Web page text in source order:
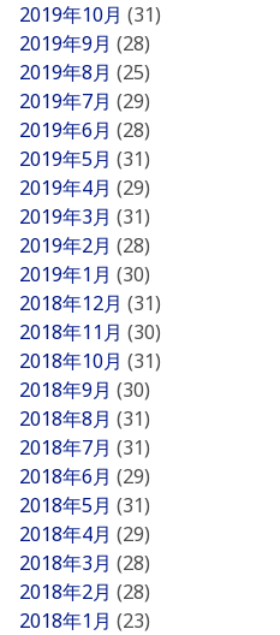
2019年10月 (31)
2019年9月 (28)
2019年8月 (25)
2019年7月 (29)
2019年6月 (28)
2019年5月 (31)
2019年4月 (29)
2019年3月 (31)
2019年2月 (28)
2019年1月 (30)
2018年12月 (31)
2018年11月 (30)
2018年10月 (31)
2018年9月 (30)
2018年8月 (31)
2018年7月 (31)
2018年6月 (29)
2018年5月 (31)
2018年4月 (29)
2018年3月 (28)
2018年2月 (28)
2018年1月 (23)